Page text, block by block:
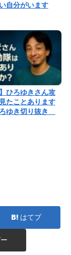
自分がいます
ひろゆきさん攻
たことあります
ゆき切り抜き
はてブ